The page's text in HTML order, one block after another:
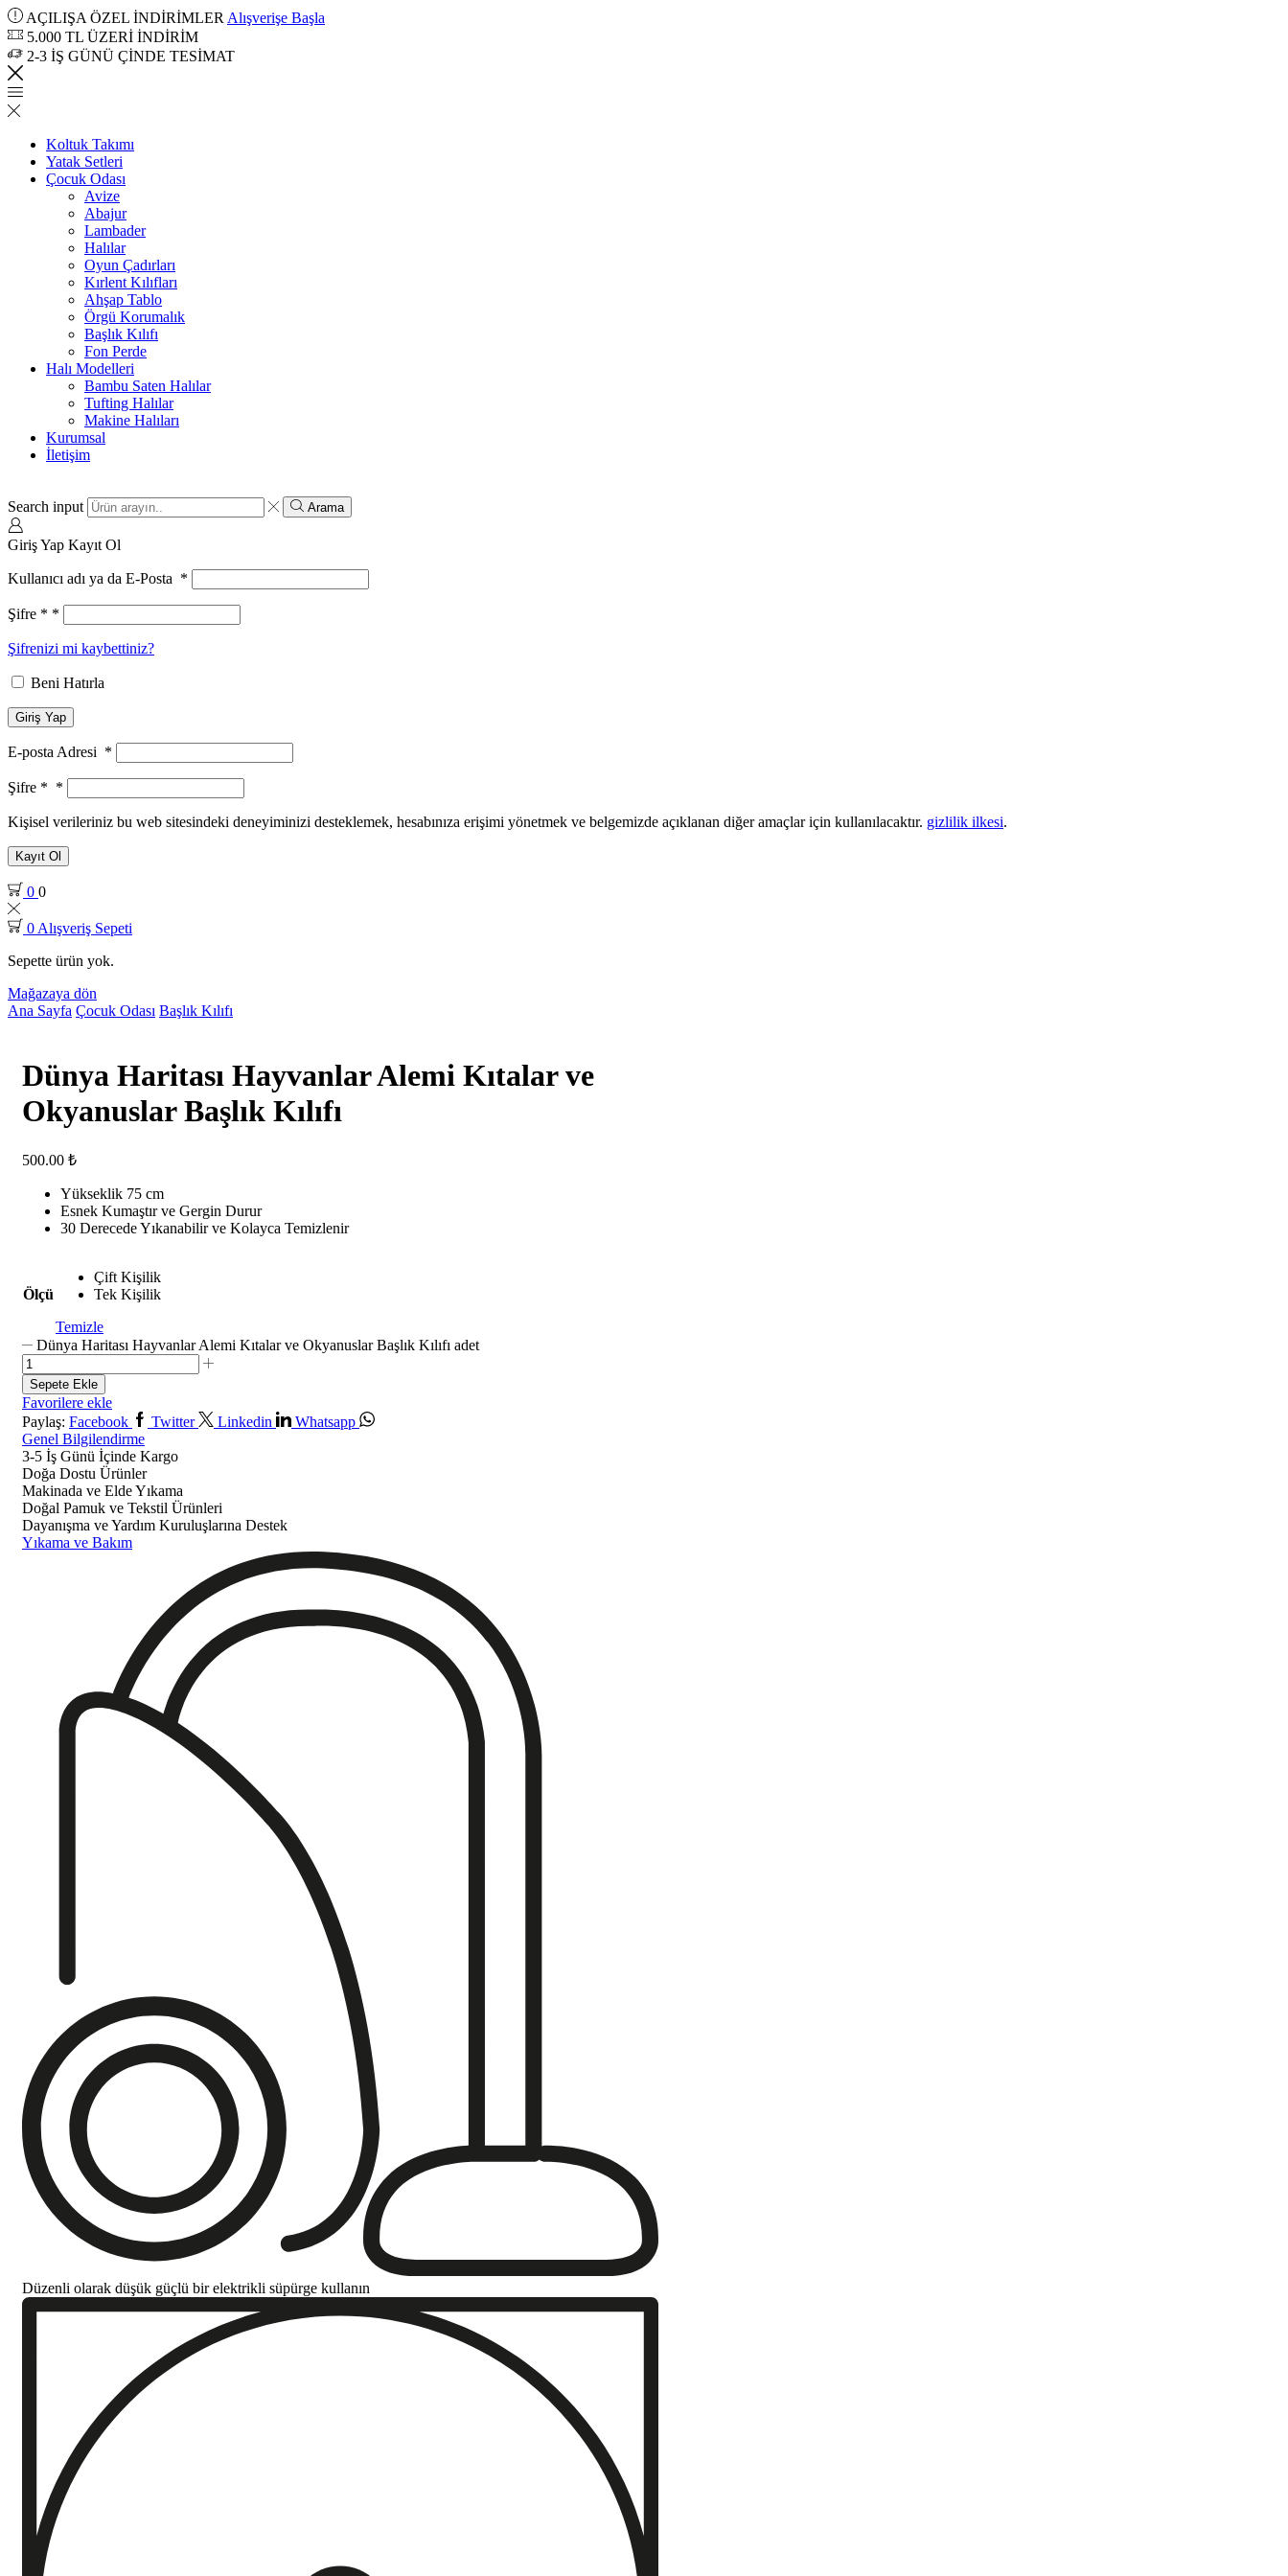
AÇILIŞA ÖZEL İNDİRİMLER Alışverişe Başla
5.000 TL ÜZERİ İNDİRİM
2-3 İŞ GÜNÜ ÇİNDE TESİMAT
Koltuk Takımı
Yatak Setleri
Çocuk Odası
Avize
Abajur
Lambader
Halılar
Oyun Çadırları
Kırlent Kılıfları
Ahşap Tablo
Örgü Korumalık
Başlık Kılıfı
Fon Perde
Halı Modelleri
Bambu Saten Halılar
Tufting Halılar
Makine Halıları
Kurumsal
İletişim
Search input Arama
Giriş Yap Kayıt Ol
Kullanıcı adı ya da E-Posta *
Şifre * *
Şifrenizi mi kaybettiniz?
Beni Hatırla
Giriş Yap
E-posta Adresi *
Şifre * *
Kişisel verileriniz bu web sitesindeki deneyiminizi desteklemek, hesabınıza erişimi yönetmek ve belgemizde açıklanan diğer amaçlar için kullanılacaktır. gizlilik ilkesi.
Kayıt Ol
0 0
0 Alışveriş Sepeti
Sepette ürün yok.
Mağazaya dön
Ana Sayfa Çocuk Odası Başlık Kılıfı
Dünya Haritası Hayvanlar Alemi Kıtalar ve
Okyanuslar Başlık Kılıfı
500.00 ₺
Yükseklik 75 cm
Esnek Kumaştır ve Gergin Durur
30 Derecede Yıkanabilir ve Kolayca Temizlenir
Ölçü
Çift Kişilik
Tek Kişilik
Temizle
Dünya Haritası Hayvanlar Alemi Kıtalar ve Okyanuslar Başlık Kılıfı adet
Sepete Ekle
Favorilere ekle
Paylaş: Facebook Twitter Linkedin
Whatsapp
Genel Bilgilendirme
3-5 İş Günü İçinde Kargo
Doğa Dostu Ürünler
Makinada ve Elde Yıkama
Doğal Pamuk ve Tekstil Ürünleri
Dayanışma ve Yardım Kuruluşlarına Destek
Yıkama ve Bakım
Düzenli olarak düşük güçlü bir elektrikli süpürge kullanın